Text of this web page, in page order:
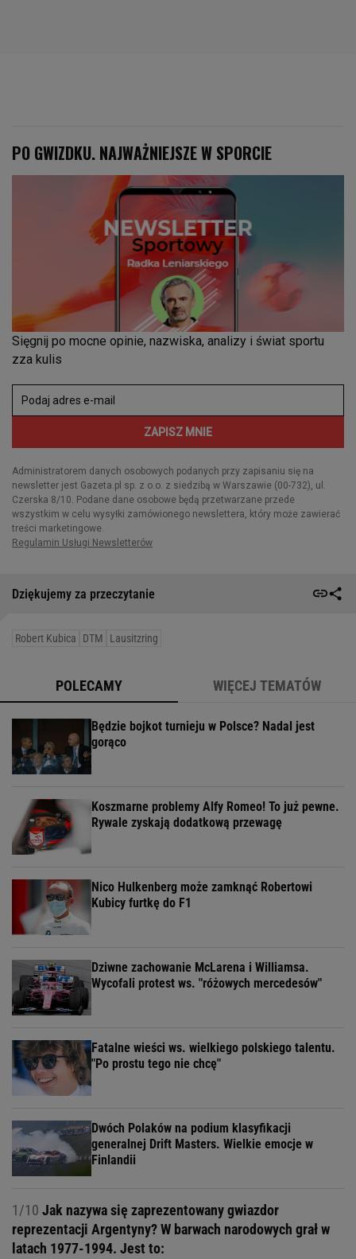
Dziękujemy za przeczytanie
Robert Kubica DTM Lausitzring
POLECAMY WIĘCEJ TEMATÓW
Będzie bojkot turnieju w Polsce? Nadal jest
gorąco
Koszmarne problemy Alfy Romeo! To już pewne.
Rywale zyskają dodatkową przewagę
Nico Hulkenberg może zamknąć Robertowi
Kubicy furtkę do F1
Dziwne zachowanie McLarena i Williamsa.
Wycofali protest ws. "różowych mercedesów"
Fatalne wieści ws. wielkiego polskiego talentu.
"Po prostu tego nie chcę"
Dwóch Polaków na podium klasyfikacji
generalnej Drift Masters. Wielkie emocje w
Finlandii
1/10 Jak nazywa się zaprezentowany gwiazdor
reprezentacji Argentyny? W barwach narodowych grał w
latach 1977-1994. Jest to: